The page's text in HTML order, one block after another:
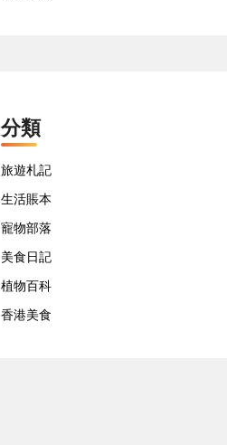
分類
旅遊札記
生活賬本
寵物部落
美食日記
植物百科
香港美食